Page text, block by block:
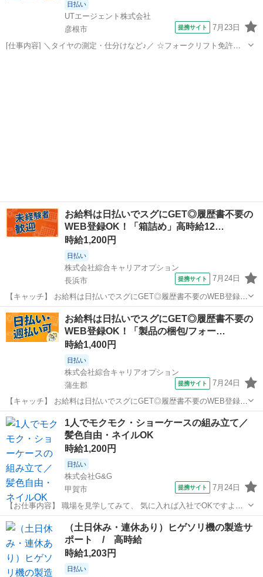
日払い
UTエージェント株式会社
彦根市
提携サイト 7月23日
[仕事内容] ＼タイヤの測定・仕分けなど♪／ ☆フォークリフト免許を
お給料は日払いでスグにGET◎履歴書不要の
WEB登録OK！「箱詰め」高時給12…
時給1,200円
日払い
株式会社綜合キャリアオプション
長浜市
提携サイト 7月24日
【キャッチ】 お給料は日払いでスグにGET◎履歴書不要のWEB登録
OK！「箱詰め」高時給1200円！田村周辺！20代～40代のスタッフが
多数活躍中★ 【コメント】 弊社なら事前の職場見学が多数！お仕事安
心スタート★★ 「...
滋賀 長浜市 仕分け
お給料は日払いでスグにGET◎履歴書不要の
WEB登録OK！「製品の梱包/フォー…
時給1,400円
日払い
株式会社綜合キャリアオプション
蒲生郡
提携サイト 7月24日
【キャッチ】 お給料は日払いでスグにGET◎履歴書不要のWEB登録
OK！「製品の梱包/フォークリフト運搬」高時給1400円！滋賀県蒲生
郡竜王町周辺！20代～40代のスタッフが多数活躍中★ 【コメント】
製造のお仕事をお探し...
滋賀 仕分け
1人でモクモク・ショーケースの組み立て／
髪色自由・ネイルOK
時給1,200円
日払い
株式会社G&G
甲賀市
提携サイト 7月24日
【お仕事内容】 職場を見学してみて、 気に入れば入社でOKですよ
～！！ ・−・−・−・−・−・−・−・−・−・ 〈 おしごと内容 〉 コンビ
ニで使用する、ショーケースの 組立をお任せします！ ・電気配線の組
付け ・シ...
滋賀 仕分け
（土日休み・連休あり）ヒゲソリ機の製造サ
ポート / 高時給
時給1,203円
日払い